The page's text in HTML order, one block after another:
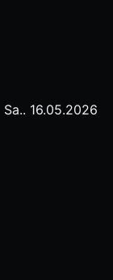
Sa.. 16.05.2026